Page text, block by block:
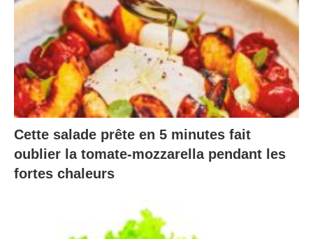
Cette salade prête en 5 minutes fait
oublier la tomate-mozzarella pendant les
fortes chaleurs